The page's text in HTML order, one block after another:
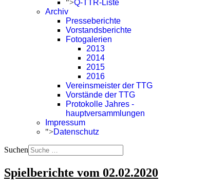
">Q-TTR-Liste
Archiv
Presseberichte
Vorstandsberichte
Fotogalerien
2013
2014
2015
2016
Vereinsmeister der TTG
Vorstände der TTG
Protokolle Jahres -
hauptversammlungen
Impressum
">Datenschutz
Suchen
Spielberichte vom 02.02.2020